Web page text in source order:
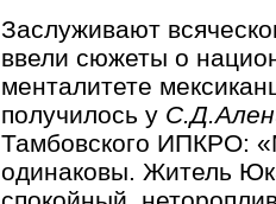
Заслуживают
ввели сюжеты о
менталитете
получилось у
Тамбовского ИПКРО:
одинаковы. Житель